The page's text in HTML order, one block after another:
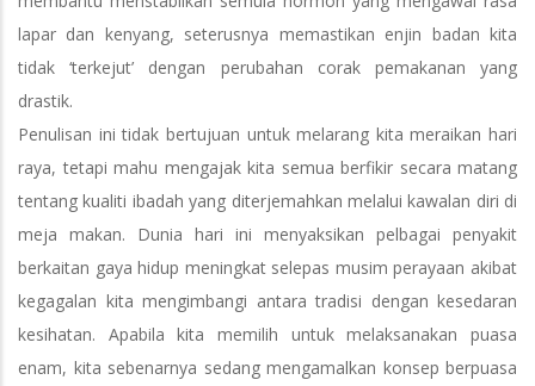
lapar dan kenyang, seterusnya memastikan enjin badan kita
tidak ‘terkejut’ dengan perubahan corak pemakanan yang
drastik.
Penulisan ini tidak bertujuan untuk melarang kita meraikan hari
raya, tetapi mahu mengajak kita semua berfikir secara matang
tentang kualiti ibadah yang diterjemahkan melalui kawalan diri di
meja makan. Dunia hari ini menyaksikan pelbagai penyakit
berkaitan gaya hidup meningkat selepas musim perayaan akibat
kegagalan kita mengimbangi antara tradisi dengan kesedaran
kesihatan. Apabila kita memilih untuk melaksanakan puasa
enam, kita sebenarnya sedang mengamalkan konsep berpuasa